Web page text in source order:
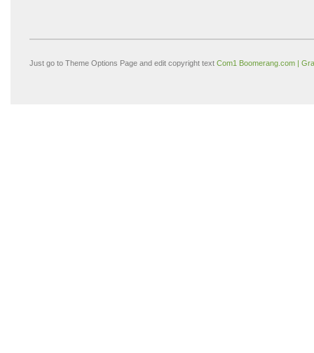
Just go to Theme Options Page and edit copyright text Com1 Boomerang.com |